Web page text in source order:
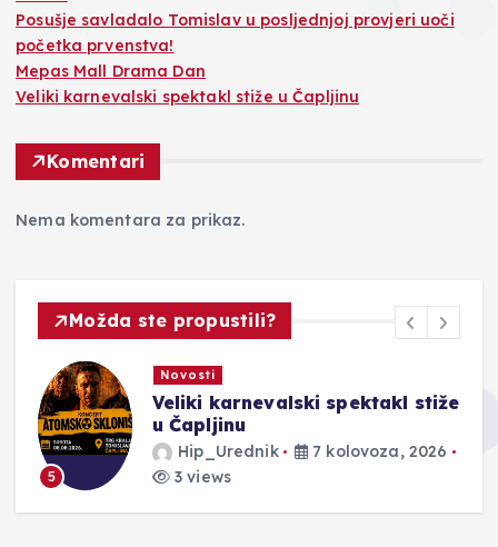
Posušje savladalo Tomislav u posljednjoj provjeri uoči
početka prvenstva!
Mepas Mall Drama Dan
Veliki karnevalski spektakl stiže u Čapljinu
Komentari
Nema komentara za prikaz.
Možda ste propustili?
5
Novosti
Veliki karnevalski spektakl stiže
u Čapljinu
Hip_Urednik
7 kolovoza, 2026
3 views